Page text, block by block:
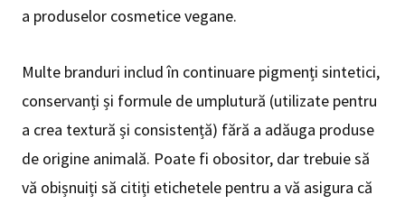
a produselor cosmetice vegane.
Multe branduri includ în continuare pigmenți sintetici,
conservanți și formule de umplutură (utilizate pentru
a crea textură și consistență) fără a adăuga produse
de origine animală. Poate fi obositor, dar trebuie să
vă obișnuiți să citiți etichetele pentru a vă asigura că